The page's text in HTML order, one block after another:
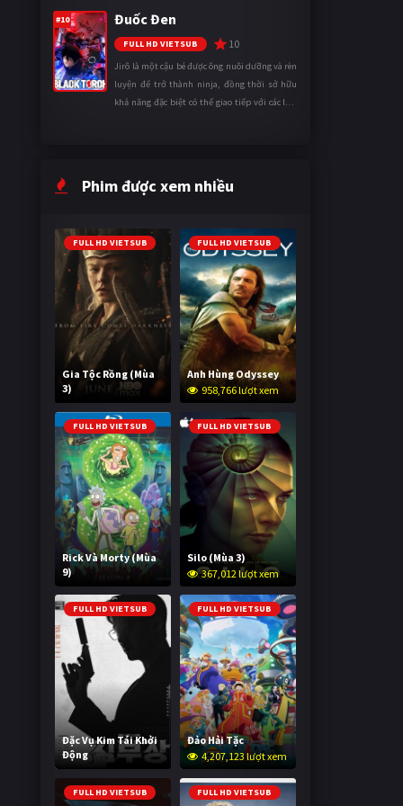
ngày càng khắc nghiệt, anh ...
#10 Đuốc Đen
FULL HD VIETSUB 10
Jirô là một cậu bé được ông nuôi dưỡng và rèn
luyện để trở thành ninja, đồng thời sở hữu
khả năng đặc biệt có thể giao tiếp với các loài
Phim được xem nhiều
FULL HD VIETSUB
Gia Tộc Rồng (Mùa
3)
2,025,081 lượt xem
FULL HD VIETSUB
Anh Hùng Odyssey
958,766 lượt xem
FULL HD VIETSUB
Rick Và Morty (Mùa
9)
2,998,164 lượt xem
FULL HD VIETSUB
Silo (Mùa 3)
367,012 lượt xem
FULL HD VIETSUB
Đặc Vụ Kim Tái Khởi
Động
597,368 lượt xem
FULL HD VIETSUB
Đảo Hải Tặc
4,207,123 lượt xem
FULL HD VIETSUB FULL HD VIETSUB